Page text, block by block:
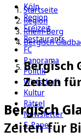
Köln
Region
Freizeit
Restaurants
FC
Panorama
Politik
Wirtschaft
Kultur
Rätsel
Newsletter
E-Paper
Startseite
Region
Rhein-Berg
Bergisch
Bergisch
Zeiten
Bergisch
Zeiten für